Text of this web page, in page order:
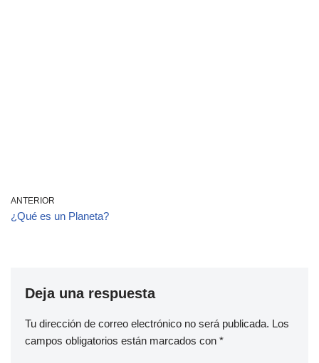
ANTERIOR
¿Qué es un Planeta?
Deja una respuesta
Tu dirección de correo electrónico no será publicada. Los
campos obligatorios están marcados con *